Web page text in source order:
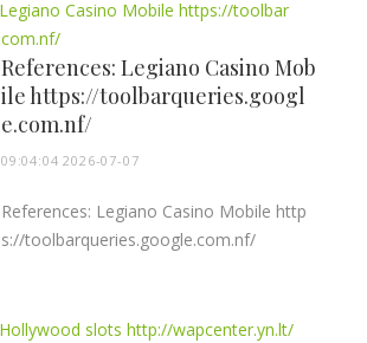
References: Legiano Casino Mob
ile https://toolbarqueries.googl
e.com.nf/
09:04:04 2026-07-07
References: Legiano Casino Mobile http
s://toolbarqueries.google.com.nf/